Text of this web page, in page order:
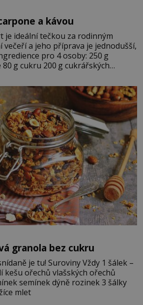
a kávou
je ideální tečkou za rodinným
večeří a jeho příprava je jednodušší,
pro 4 osoby: 250 g
žloutky od bílků. Žloutky
do světlé pěny a postupně do nich
aby vznikl hladký
granola bez cukru
Vždy 1 šálek –
kešu ořechů vlašských ořechů
semínek dýně rozinek 3 šálky
mlet